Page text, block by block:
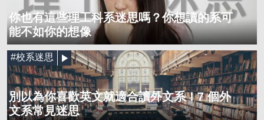
你也有這些理工科系迷思嗎？你想讀的系可
能不如你的想像
別以為你喜歡英文就適合讀外文系！7 個外
文系常見迷思
#校系迷思